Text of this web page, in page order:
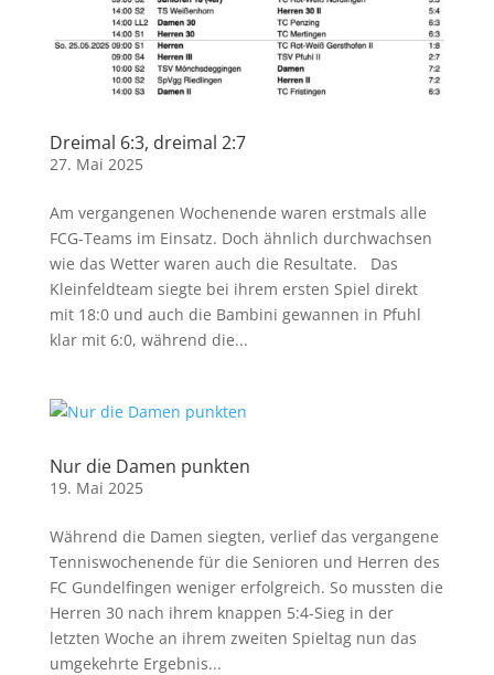
Dreimal 6:3, dreimal 2:7
27. Mai 2025
Am vergangenen Wochenende waren erstmals alle
FCG-Teams im Einsatz. Doch ähnlich durchwachsen
wie das Wetter waren auch die Resultate. Das
Kleinfeldteam siegte bei ihrem ersten Spiel direkt
mit 18:0 und auch die Bambini gewannen in Pfuhl
klar mit 6:0, während die...
Nur die Damen punkten
19. Mai 2025
Während die Damen siegten, verlief das vergangene
Tenniswochenende für die Senioren und Herren des
FC Gundelfingen weniger erfolgreich. So mussten die
Herren 30 nach ihrem knappen 5:4-Sieg in der
letzten Woche an ihrem zweiten Spieltag nun das
umgekehrte Ergebnis...